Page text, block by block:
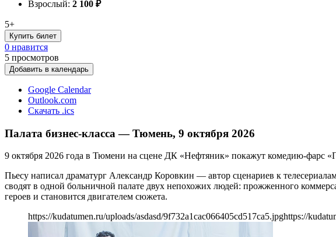
Взрослый: 2 100 ₽
5+
Купить билет
0 нравится
5 просмотров
Добавить в календарь
Google Calendar
Outlook.com
Скачать .ics
Палата бизнес-класса — Тюмень, 9 октября 2026
9 октября 2026 года в Тюмени на сцене ДК «Нефтяник» покажут комедию-фарс
Пьесу написал драматург Александр Коровкин — автор сценариев к
сводят в одной больничной палате двух непохожих людей: прожженного
героев и становится двигателем сюжета.
https://kudatumen.ru/uploads/asdasd/9f732a1cac066405cd517ca5.jpghttps://